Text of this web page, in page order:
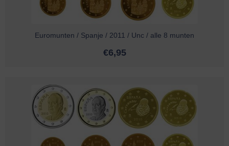
Euromunten / Spanje / 2011 / Unc / alle 8 munten
€6,95